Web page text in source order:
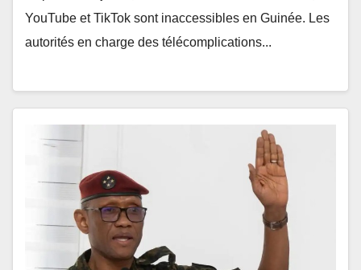
YouTube et TikTok sont inaccessibles en Guinée. Les
autorités en charge des télécomplications...